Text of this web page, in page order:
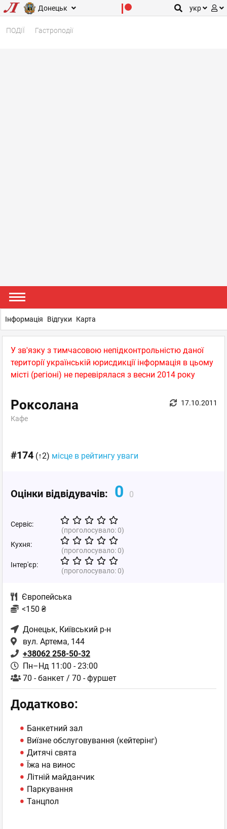
Донецьк укр
ПОДІЇ Гастроподії
У зв'язку з тимчасовою непідконтрольністю даної
території українській юрисдикції інформація в цьому
місті (регіоні) не перевірялася з весни 2014 року
Роксолана
Кафе
17.10.2011
#174 (↑2) місце в рейтингу уваги
Оцінки відвідувачів: 0 0
Сервіс:
(проголосувало:0)
Кухня:
(проголосувало:0)
Інтер'єр:
(проголосувало:0)
Європейська
<150 ₴
Донецьк, Київський р-н
вул. Артема, 144
+38062 258-50-32
Пн–Нд 11:00 - 23:00
70 - банкет / 70 - фуршет
Додатково:
Банкетний зал
Виїзне обслуговування (кейтерінг)
Дитячі свята
Їжа на винос
Літній майданчик
Паркування
Танцпол
Інформація Відгуки Карта